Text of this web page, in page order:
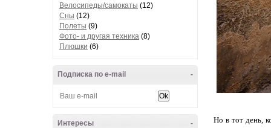
Велосипеды/самокаты (12)
Сны (12)
Полеты (9)
Фото- и другая техника (8)
Плюшки (6)
-
Подписка по e-mail
-
Интересы
Но в тот день,